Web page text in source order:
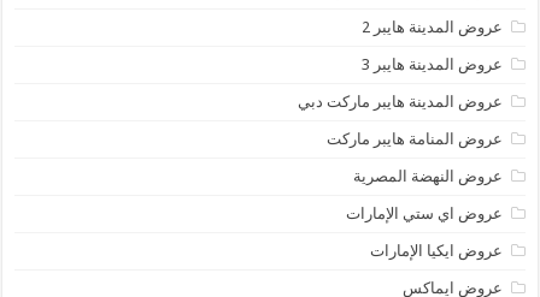
عروض المدينة هايبر 2
عروض المدينة هايبر 3
عروض المدينة هايبر ماركت دبي
عروض المنامة هايبر ماركت
عروض النهضة المصرية
عروض اي ستي الإمارات
عروض ايكيا الإمارات
عروض ايماكس